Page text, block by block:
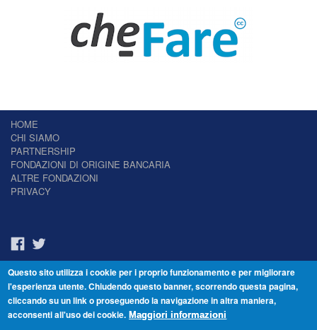
HOME
CHI SIAMO
PARTNERSHIP
FONDAZIONI DI ORIGINE BANCARIA
ALTRE FONDAZIONI
PRIVACY
Il Giornale delle Fondazioni - Periodico telematico
Reg. Tribunale n.7 del 22/07/2014 – ISSN 2421-2466
© Fondazione Venezia 2000 - Dorsoduro 3488/U - 30123 Venezia - Italia -
Questo sito utilizza i cookie per i proprio funzionamento e per migliorare
l'esperienza utente. Chiudendo questo banner, scorrendo questa pagina,
cliccando su un link o proseguendo la navigazione in altra maniera,
acconsenti all'uso dei cookie. Maggiori informazioni